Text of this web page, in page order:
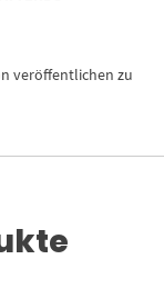
veröffentlichen zu